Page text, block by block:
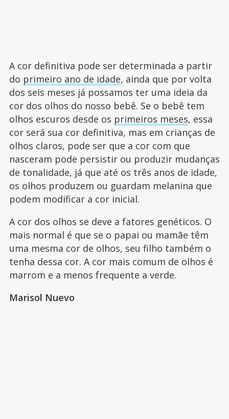
A cor definitiva pode ser determinada a partir
do primeiro ano de idade, ainda que por volta
dos seis meses já possamos ter uma ideia da
cor dos olhos do nosso bebê. Se o bebê tem
olhos escuros desde os primeiros meses, essa
cor será sua cor definitiva, mas em crianças de
olhos claros, pode ser que a cor com que
nasceram pode persistir ou produzir mudanças
de tonalidade, já que até os três anos de idade,
os olhos produzem ou guardam melanina que
podem modificar a cor inicial.
A cor dos olhos se deve a fatores genéticos. O
mais normal é que se o papai ou mamãe têm
uma mesma cor de olhos, seu filho também o
tenha dessa cor. A cor mais comum de olhos é
marrom e a menos frequente a verde.
Marisol Nuevo